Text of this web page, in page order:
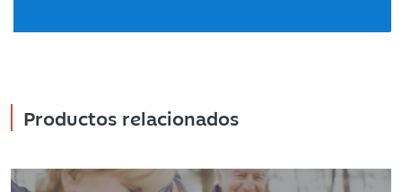
Productos relacionados